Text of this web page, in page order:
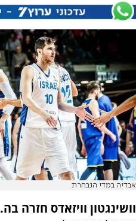
אבדיה במדי הנבחרת
וושינגטון וויזאדס חזרה בה.